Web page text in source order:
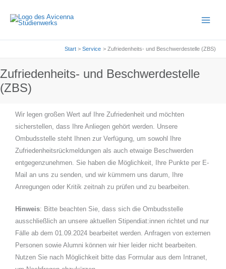
Inhalt
Start Service Zufriedenheits- und Beschwerdestelle (ZBS)
Zufriedenheits- und Beschwerdestelle
(ZBS)
Wir legen großen Wert auf Ihre Zufriedenheit und möchten
sicherstellen, dass Ihre Anliegen gehört werden. Unsere
Ombudsstelle steht Ihnen zur Verfügung, um sowohl Ihre
Zufriedenheitsrückmeldungen als auch etwaige Beschwerden
entgegenzunehmen. Sie haben die Möglichkeit, Ihre Punkte per E-
Mail an uns zu senden, und wir kümmern uns darum, Ihre
Anregungen oder Kritik zeitnah zu prüfen und zu bearbeiten.
Hinweis: Bitte beachten Sie, dass sich die Ombudsstelle
ausschließlich an unsere aktuellen Stipendiat:innen richtet und nur
Fälle ab dem 01.09.2024 bearbeitet werden. Anfragen von externen
Personen sowie Alumni können wir hier leider nicht bearbeiten.
Nutzen Sie nach Möglichkeit bitte das Formular aus dem Intranet,